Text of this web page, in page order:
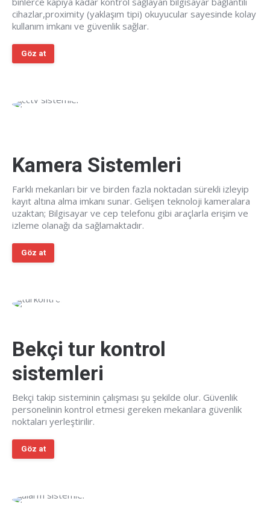
cihazlar,proximity (yaklaşım tipi) okuyucular sayesinde kolay
kullanım imkanı ve güvenlik sağlar.
Göz at
Kamera Sistemleri
Farklı mekanları bir ve birden fazla noktadan sürekli izleyip
kayıt altına alma imkanı sunar. Gelişen teknoloji kameralara
uzaktan; Bilgisayar ve cep telefonu gibi araçlarla erişim ve
izleme olanağı da sağlamaktadır.
Göz at
Bekçi tur kontrol
sistemleri
Bekçi takip sisteminin çalışması şu şekilde olur. Güvenlik
personelinin kontrol etmesi gereken mekanlara güvenlik
noktaları yerleştirilir.
Göz at